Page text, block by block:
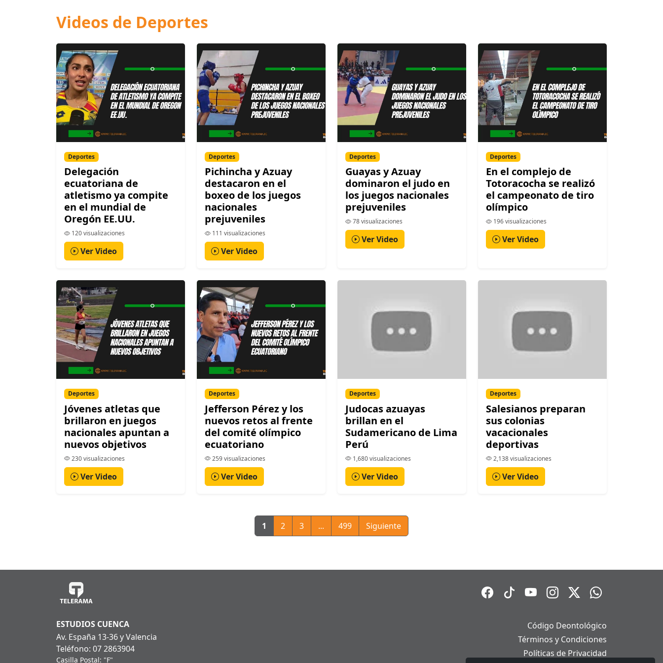
Videos de Deportes
Deportes
Delegación
ecuatoriana de
atletismo ya compite
en el mundial de
Oregón EE.UU.
120 visualizaciones
Ver Video
Deportes
Pichincha y Azuay
destacaron en el
boxeo de los juegos
nacionales
prejuveniles
111 visualizaciones
Ver Video
Deportes
Guayas y Azuay
dominaron el judo en
los juegos nacionales
prejuveniles
78 visualizaciones
Ver Video
Deportes
En el complejo de
Totoracocha se realizó
el campeonato de tiro
olímpico
196 visualizaciones
Ver Video
Deportes
Jóvenes atletas que
brillaron en juegos
nacionales apuntan a
nuevos objetivos
230 visualizaciones
Ver Video
Deportes
Jefferson Pérez y los
nuevos retos al frente
del comité olímpico
ecuatoriano
259 visualizaciones
Ver Video
Deportes
Judocas azuayas
brillan en el
Sudamericano de Lima
Perú
1,680 visualizaciones
Ver Video
Deportes
Salesianos preparan
sus colonias
vacacionales
deportivas
2,138 visualizaciones
Ver Video
1 2 3 ... 499 Siguiente
ESTUDIOS CUENCA
Av. España 13-36 y Valencia
Teléfono: 07 2863904
Casilla Postal: "F"
Código Deontológico
Términos y Condiciones
Políticas de Privacidad